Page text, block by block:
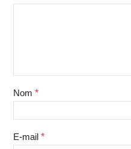
Nom *
E-mail *